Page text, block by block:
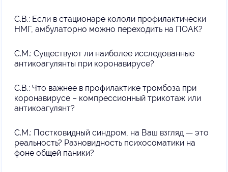
С.В.: Если в стационаре кололи профилактически
НМГ, амбулаторно можно переходить на ПОАК?
С.М.: Существуют ли наиболее исследованные
антикоагулянты при коронавирусе?
С.В.: Что важнее в профилактике тромбоза при
коронавирусе – компрессионный трикотаж или
антикоагулянт?
С.М.: Постковидный синдром, на Ваш взгляд — это
реальность? Разновидность психосоматики на
фоне общей паники?